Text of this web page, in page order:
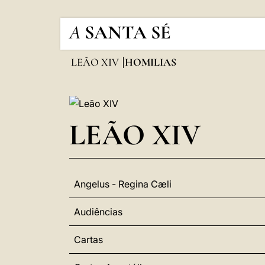
A SANTA SÉ
LEÃO XIV HOMILIAS
LEÃO XIV
Angelus - Regina Cæli
Audiências
Cartas